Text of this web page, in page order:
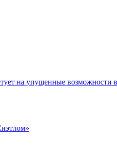
на упущенные возможности